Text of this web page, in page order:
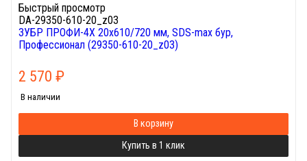
Быстрый просмотр
DA-29350-610-20_z03
ЗУБР ПРОФИ-4Х 20x610/720 мм, SDS-max бур,
Профессионал (29350-610-20_z03)
2 570 ₽
В наличии
В корзину
Купить в 1 клик